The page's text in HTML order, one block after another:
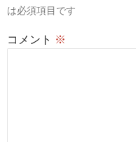
は必須項目です
コメント ※